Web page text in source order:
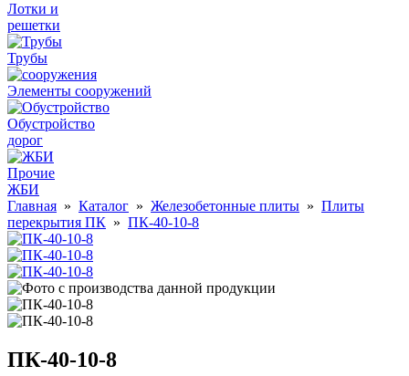
Лотки и
решетки
Трубы
Элементы сооружений
Обустройство
дорог
Прочие
ЖБИ
Главная » Каталог » Железобетонные плиты » Плиты
перекрытия ПК » ПК-40-10-8
ПК-40-10-8